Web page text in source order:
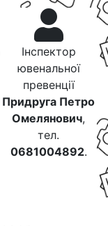
Інспектор
ювенальної
превенції
Придруга Петро
Омелянович,
тел.
0681004892.